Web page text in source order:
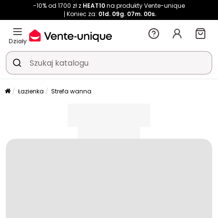
-10% od 1700 zł z HEAT10na produkty Vente-unique
Koniec za: 01d. 09g. 07m. 00s.
Działy
Łazienka Strefa wanna